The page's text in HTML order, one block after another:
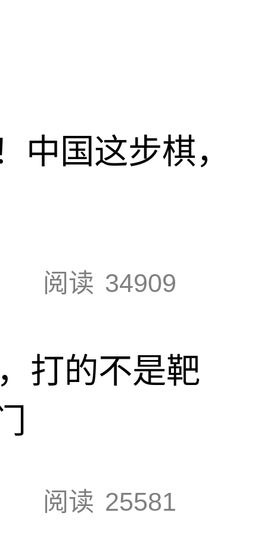
中国这步棋，
阅读 34909
打的不是靶
阅读 25581